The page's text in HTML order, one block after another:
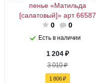
пенье «Матильда
[салатовый]» арт 66587
0
0
Есть в наличии
1 204₽
3 010₽
1 806₽